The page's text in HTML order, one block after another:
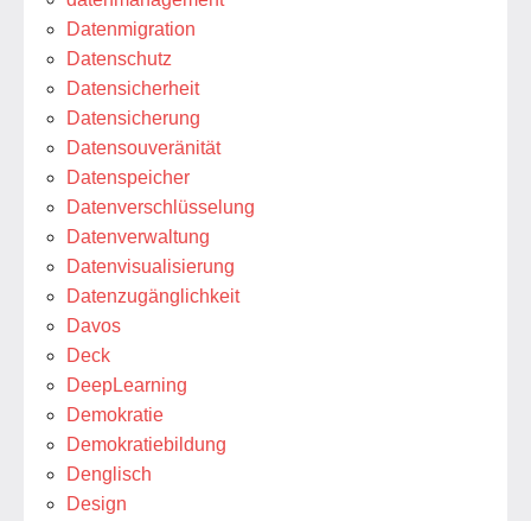
Datenmigration
Datenschutz
Datensicherheit
Datensicherung
Datensouveränität
Datenspeicher
Datenverschlüsselung
Datenverwaltung
Datenvisualisierung
Datenzugänglichkeit
Davos
Deck
DeepLearning
Demokratie
Demokratiebildung
Denglisch
Design